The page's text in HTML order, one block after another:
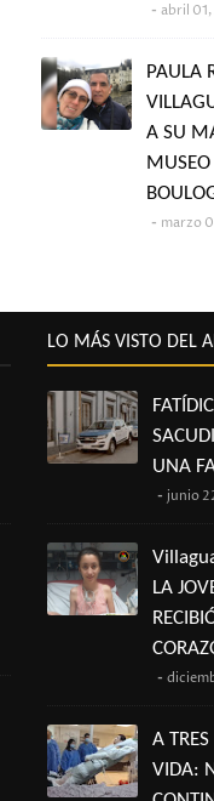
abril 01,
PAULA
A SU
marzo
LO MÁS VISTO DEL
UNA
junio
LA
A
VIDA: